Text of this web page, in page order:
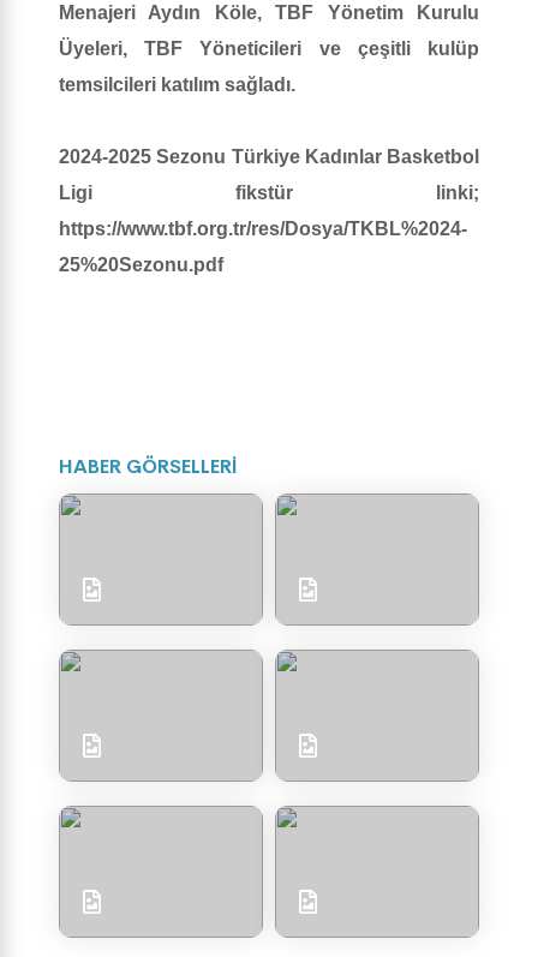
Menajeri Aydın Köle, TBF Yönetim Kurulu
Üyeleri, TBF Yöneticileri ve çeşitli kulüp
temsilcileri katılım sağladı.
2024-2025 Sezonu Türkiye Kadınlar Basketbol
Ligi fikstür linki;
https://www.tbf.org.tr/res/Dosya/TKBL%2024-
25%20Sezonu.pdf
HABER GÖRSELLERİ